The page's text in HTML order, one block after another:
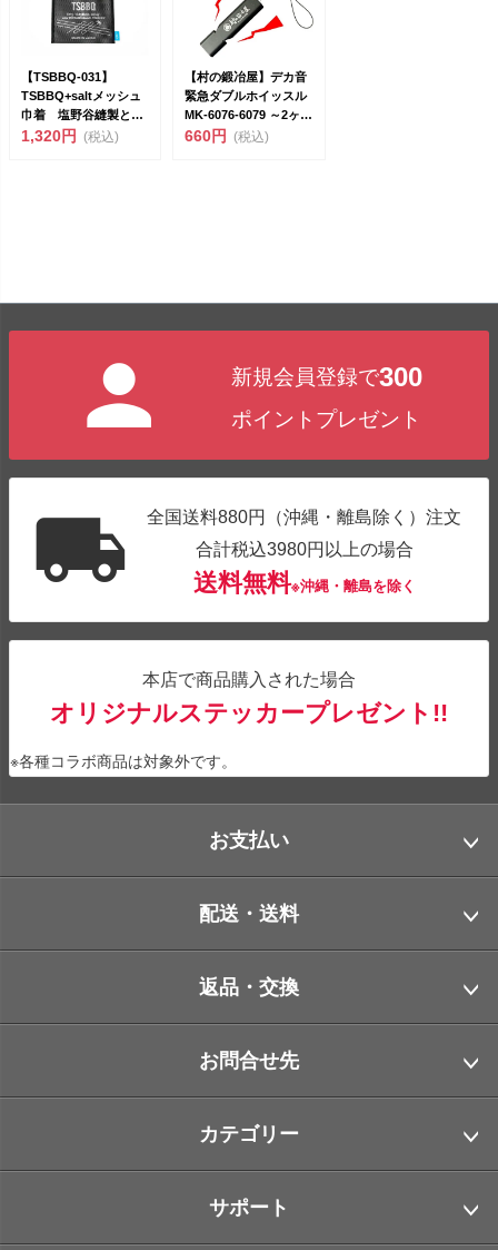
【TSBBQ-031】
TSBBQ+saltメッシュ
巾着 塩野谷縫製との
コラボ巾着！銅...
1,320円 (税込)
【村の鍛冶屋】デカ音
緊急ダブルホイッスル
MK-6076-6079 ～2ヶ所
から音...
660円 (税込)
新規会員登録で300
ポイントプレゼント
全国送料880円（沖縄・離島除く）注文
合計税込3980円以上の場合
送料無料※沖縄・離島を除く
本店で商品購入された場合
オリジナルステッカープレゼント!!
※各種コラボ商品は対象外です。
お支払い
配送・送料
返品・交換
お問合せ先
カテゴリー
サポート